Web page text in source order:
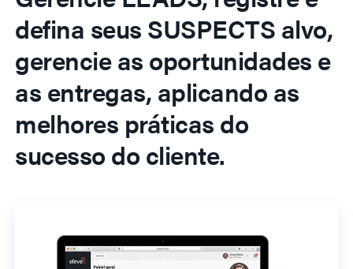
defina seus SUSPECTS alvo,
gerencie as oportunidades e
as entregas, aplicando as
melhores práticas do
sucesso do cliente.